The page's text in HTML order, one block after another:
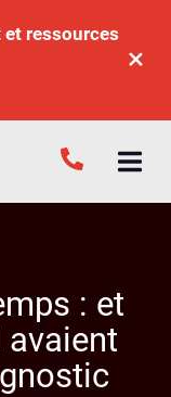
et ressources
: et
avaient